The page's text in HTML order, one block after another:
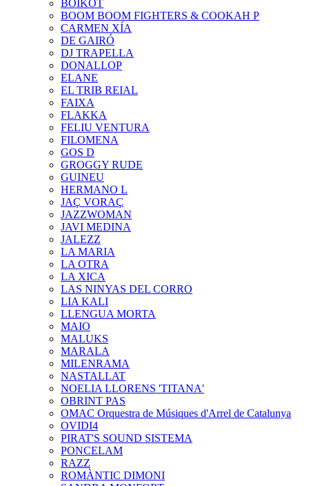
BOIKOT
BOOM BOOM FIGHTERS & COOKAH P
CARMEN XÍA
DE GAIRÓ
DJ TRAPELLA
DONALLOP
ELANE
EL TRIB REIAL
FAIXA
FLAKKA
FELIU VENTURA
FILOMENA
GOS D
GROGGY RUDE
GUINEU
HERMANO L
JAÇ VORAÇ
JAZZWOMAN
JAVI MEDINA
JALEZZ
LA MARIA
LA OTRA
LA XICA
LAS NINYAS DEL CORRO
LIA KALI
LLENGUA MORTA
MAIO
MALUKS
MARALA
MILENRAMA
NASTALLAT
NOELIA LLORENS 'TITANA'
OBRINT PAS
OMAC Orquestra de Músiques d'Arrel de Catalunya
OVIDI4
PIRAT'S SOUND SISTEMA
PONCELAM
RAZZ
ROMÀNTIC DIMONI